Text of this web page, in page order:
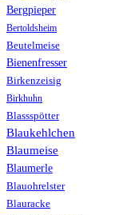
Bergpieper
Bertoldsheim
Beutelmeise
Bienenfresser
Birkenzeisig
Birkhuhn
Blassspötter
Blaukehlchen
Blaumeise
Blaumerle
Blauohrelster
Blauracke